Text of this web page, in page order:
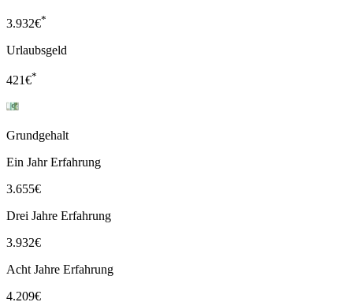
3.932€*
Urlaubsgeld
421€*
Grundgehalt
Ein Jahr Erfahrung
3.655€
Drei Jahre Erfahrung
3.932€
Acht Jahre Erfahrung
4.209€